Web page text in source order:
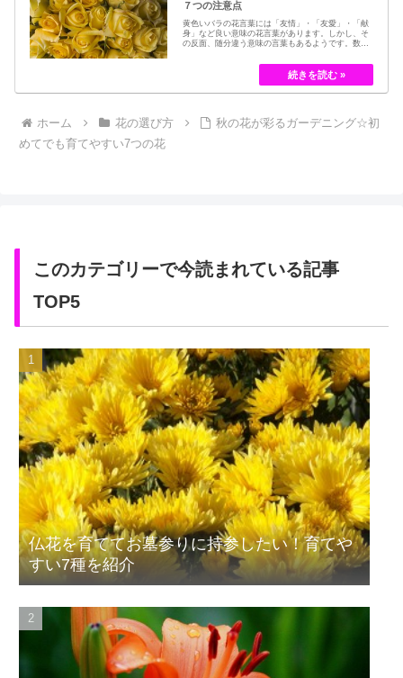
７つの注意点
黄色いバラの花言葉には「友情」・「友愛」・「献
身」など良い意味の花言葉があります。しかし、そ
の反面、随分違う意味の言葉もあるようです。数多
ローズである「ハイブリット・ティー」の中には、
黄色のバラというのは、存在していませんでした。
しかし、フランスの園芸家ジョセフ・ペルネ＝デ…
ホーム 花の選び方
秋の花が彩るガーデニング☆初
めてでも育てやすい7つの花
このカテゴリーで今読まれている記事
TOP5
仏花を育ててお墓参りに持参したい！育てや
すい7種を紹介